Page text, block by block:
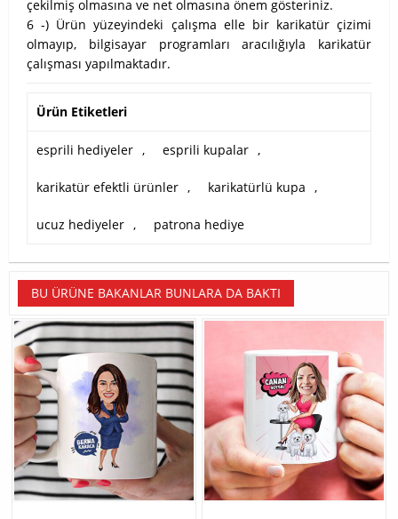
çekilmiş olmasına ve net olmasına önem gösteriniz.
6 -) Ürün yüzeyindeki çalışma elle bir karikatür çizimi
olmayıp, bilgisayar programları aracılığıyla karikatür
çalışması yapılmaktadır.
Ürün Etiketleri
esprili hediyeler , esprili kupalar ,
karikatür efektli ürünler , karikatürlü kupa ,
ucuz hediyeler , patrona hediye
BU ÜRÜNE BAKANLAR BUNLARA DA BAKTI